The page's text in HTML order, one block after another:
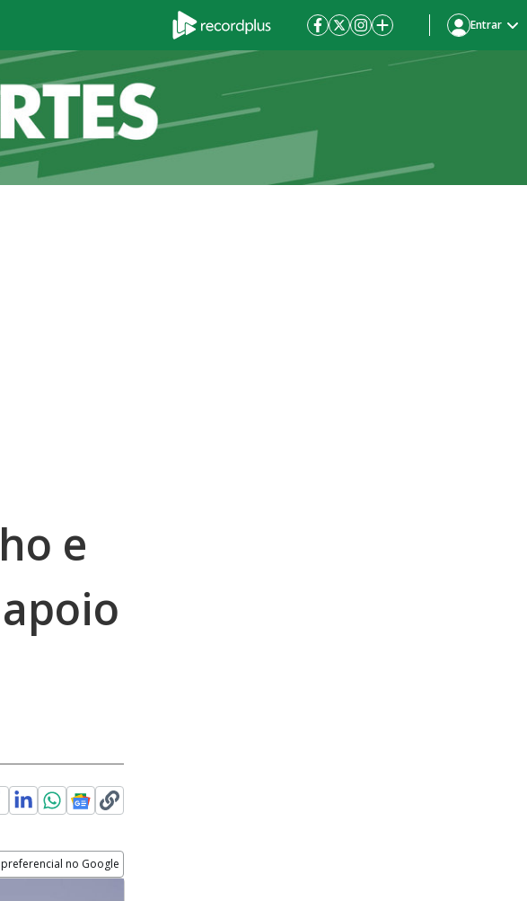
Entrar
e
no Google